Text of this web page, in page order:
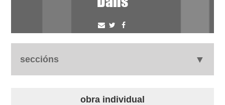
seccións
obra individual